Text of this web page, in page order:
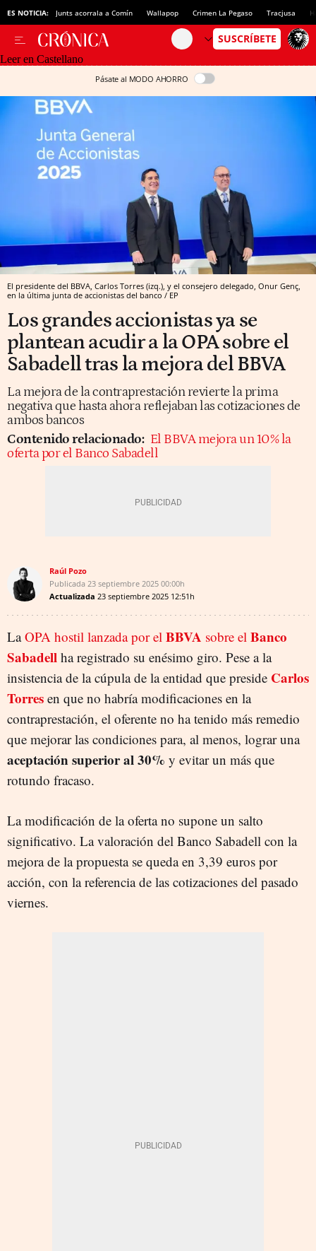
ES NOTICIA: Junts acorrala a Comín Wallapop Crimen La Pegaso Tracjusa
Leer en Castellano
Pásate al MODO AHORRO
El presidente del BBVA, Carlos Torres (izq.), y el consejero delegado, Onur Genç,
en la última junta de accionistas del banco / EP
Los grandes accionistas ya se
plantean acudir a la OPA sobre el
Sabadell tras la mejora del BBVA
La mejora de la contraprestación revierte la prima
negativa que hasta ahora reflejaban las cotizaciones de
ambos bancos
Contenido relacionado: El BBVA mejora un 10% la
oferta por el Banco Sabadell
Raúl Pozo
Publicada 23 septiembre 2025 00:00h
Actualizada 23 septiembre 2025 12:51h
LaOPA hostil lanzada por el BBVA sobre el Banco
Sabadell ha registrado su enésimo giro. Pese a la
insistencia de la cúpula de la entidad que preside Carlos
Torres en que no habría modificaciones en la
contraprestación, el oferente no ha tenido más remedio
que mejorar las condiciones para, al menos, lograr una
aceptación superior al 30% y evitar un más que
rotundo fracaso.
La modificación de la oferta no supone un salto
significativo. La valoración del Banco Sabadell con la
mejora de la propuesta se queda en 3,39 euros por
acción, con la referencia de las cotizaciones del pasado
viernes.